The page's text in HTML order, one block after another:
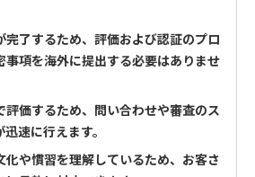
完了するため、評価および認証のプロ
事項を海外に提出する必要はありませ
評価するため、問い合わせや審査のス
速に行えます。
化や慣習を理解しているため、お客さ